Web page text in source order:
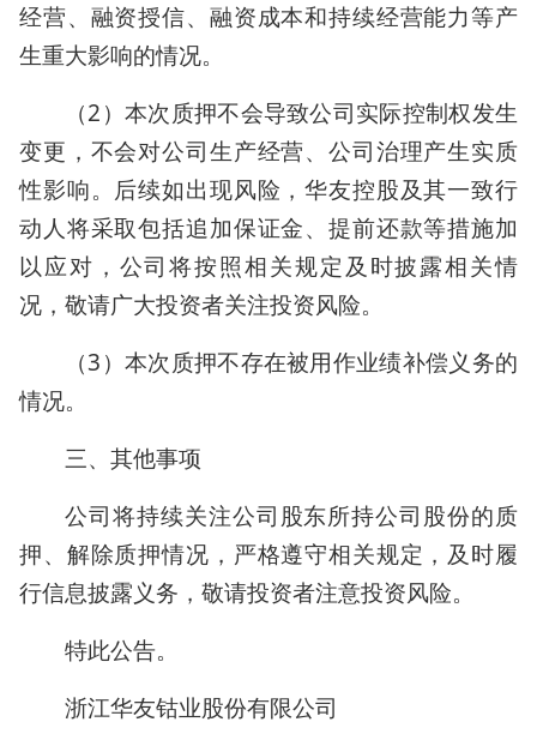
经营、融资授信、融资成本和持续经营能力等产
生重大影响的情况。
（2）本次质押不会导致公司实际控制权发生
变更，不会对公司生产经营、公司治理产生实质
性影响。后续如出现风险，华友控股及其一致行
动人将采取包括追加保证金、提前还款等措施加
以应对，公司将按照相关规定及时披露相关情
况，敬请广大投资者关注投资风险。
（3）本次质押不存在被用作业绩补偿义务的
情况。
三、其他事项
公司将持续关注公司股东所持公司股份的质
押、解除质押情况，严格遵守相关规定，及时履
行信息披露义务，敬请投资者注意投资风险。
特此公告。
浙江华友钴业股份有限公司